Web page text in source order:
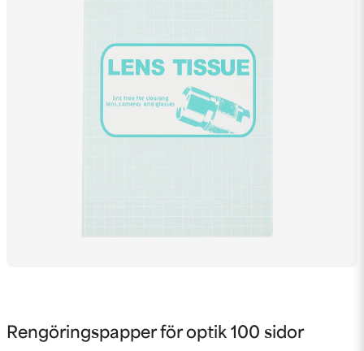
Rengöringspapper för optik 100 sidor